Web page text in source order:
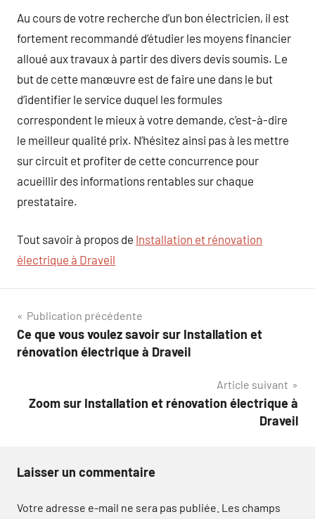
Au cours de votre recherche d’un bon électricien, il est
fortement recommandé d’étudier les moyens financier
alloué aux travaux à partir des divers devis soumis. Le
but de cette manœuvre est de faire une dans le but
d’identifier le service duquel les formules
correspondent le mieux à votre demande, c’est-à-dire
le meilleur qualité prix. N’hésitez ainsi pas à les mettre
sur circuit et profiter de cette concurrence pour
acueillir des informations rentables sur chaque
prestataire.
Tout savoir à propos de Installation et rénovation
électrique à Draveil
Navigation
de
Publication précédente
Ce que vous voulez savoir sur Installation et
rénovation électrique à Draveil
Article suivant
Zoom sur Installation et rénovation électrique à
Draveil
Laisser un commentaire
Votre adresse e-mail ne sera pas publiée. Les champs